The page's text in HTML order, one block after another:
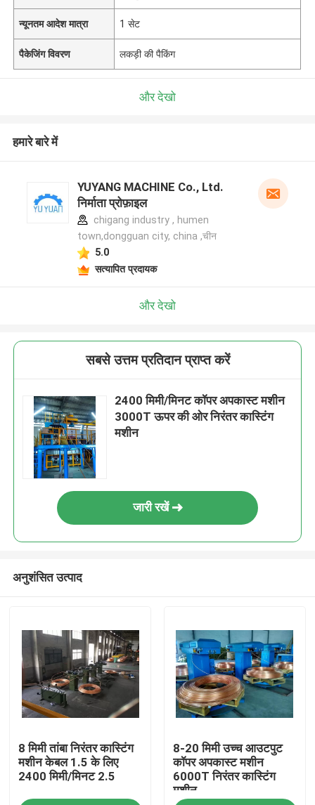
न्यूनतम आदेश मात्रा 1 सेट
पैकेजिंग विवरण लकड़ी की पैकिंग
और देखो
हमारे बारे में
YUYANG MACHINE Co., Ltd.
निर्माता प्रोफ़ाइल
chigang industry , humen
town,dongguan city, china ,चीन
5.0
सत्यापित प्रदायक
और देखो
सबसे उत्तम प्रतिदान प्राप्त करें
2400 मिमी/मिनट कॉपर अपकास्ट मशीन
3000T ऊपर की ओर निरंतर कास्टिंग
मशीन
जारी रखें
अनुशंसित उत्पाद
8 मिमी तांबा निरंतर कास्टिंग
मशीन केबल 1.5 के लिए
2400 मिमी/मिनट 2.5
8-20 मिमी उच्च आउटपुट
कॉपर अपकास्ट मशीन
6000T निरंतर कास्टिंग
मशीन